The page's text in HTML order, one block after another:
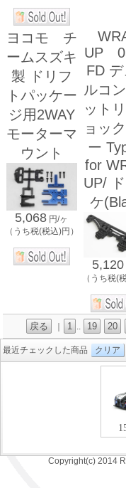
ヨコモ チ
ームスズキ
製 ドリフ
トパッケー
ジ用2WAY
モーターマ
ウント
5,068 円/ヶ
（うち税(税込)円）
UP
FD
ルコ
ット
ョッ
ー
for
UP/
ケ
5,120
（うち税(
戻る 1 .. 19 20
最近チェックした商品 クリア
Copyright(c) 2014